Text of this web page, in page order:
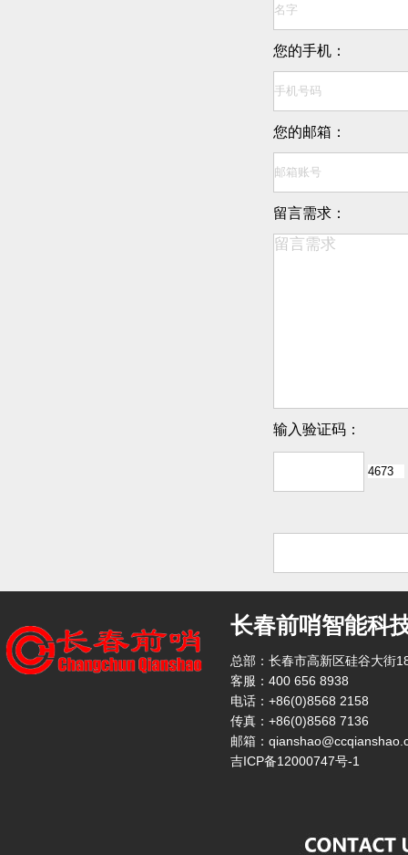
您的手机：
您的邮箱：
留言需求：
输入验证码：
长春前哨智能科
总部：长春市高新区硅谷大街
客服：400 656 8938
电话：+86(0)8568 2158
传真：+86(0)8568 7136
邮箱：
吉ICP备12000747号-1